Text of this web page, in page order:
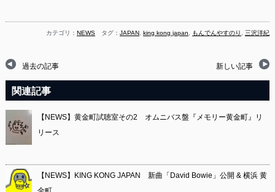
カテゴリ：NEWS タグ：JAPAN ,king kong japan もんでんやすのり 三沢洋紀
過去の記事 新しい記事
関連記事
【NEWS】黄金町試聴室その2 オムニバス盤『メモリー黄金町』リ
リース
【NEWS】KING KONG JAPAN 新曲「David Bowie」公開 & 横浜 黄